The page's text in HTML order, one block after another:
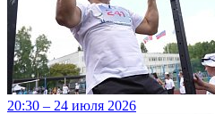
20:30 – 24 июля 2026